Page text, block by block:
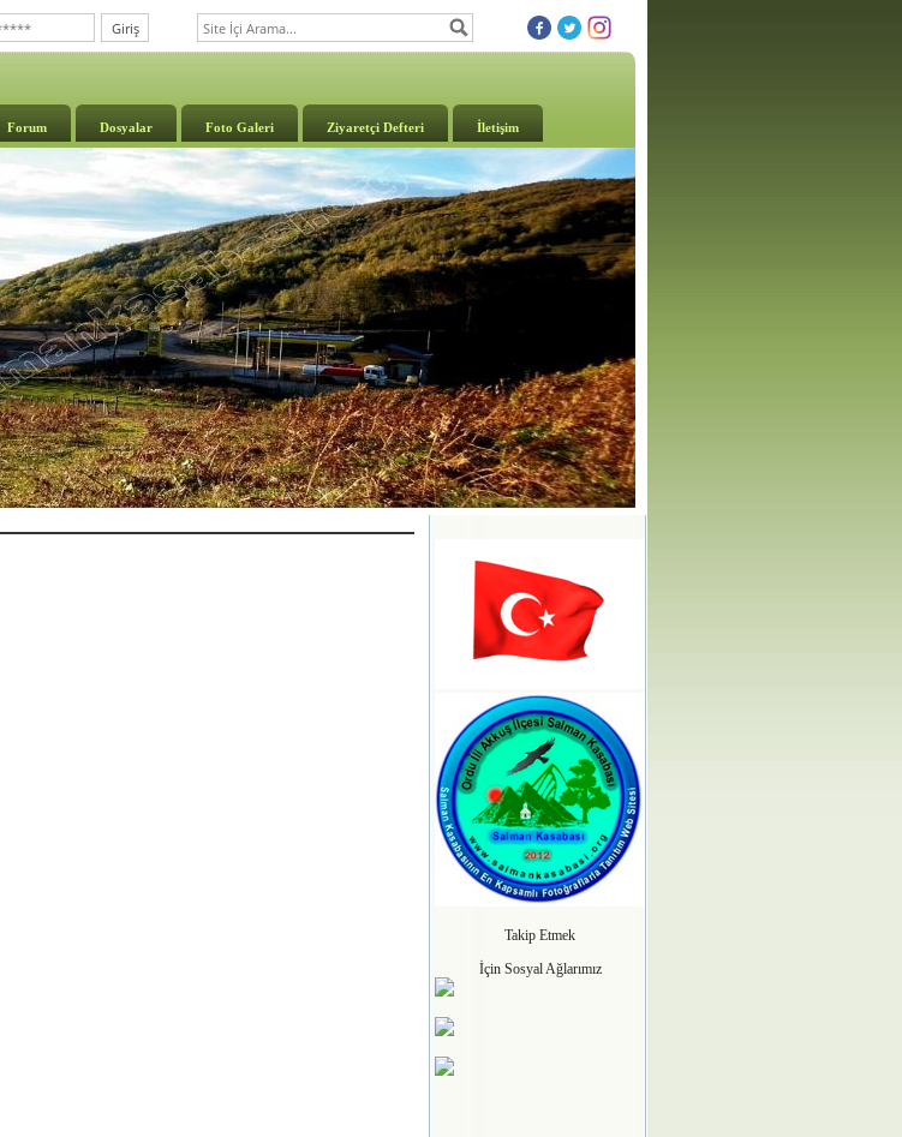
Forum Dosyalar Foto Galeri Ziyaretçi Defteri İletişim
Takip Etmek
İçin Sosyal Ağlarımız